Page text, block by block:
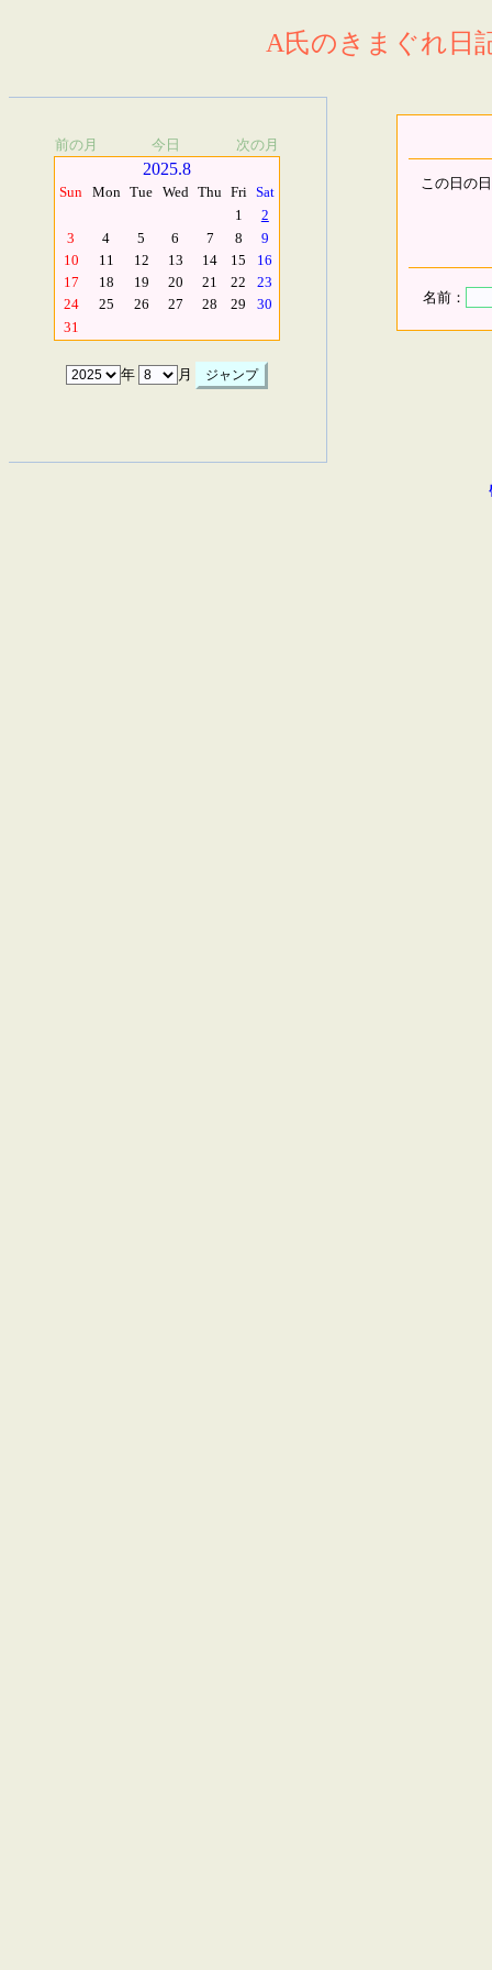
A氏のきまぐれ日
前の月 今日 次の月
2025.8
Sun Mon Tue Wed Thu Fri Sat
1
2
3
4 5 6 7 8
9
10
11 12 13 14 15
16
17
18 19 20 21 22
23
24
25 26 27 28 29
30
31
年 月
この日の
名前：